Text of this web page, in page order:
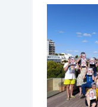
mensen
beperkt